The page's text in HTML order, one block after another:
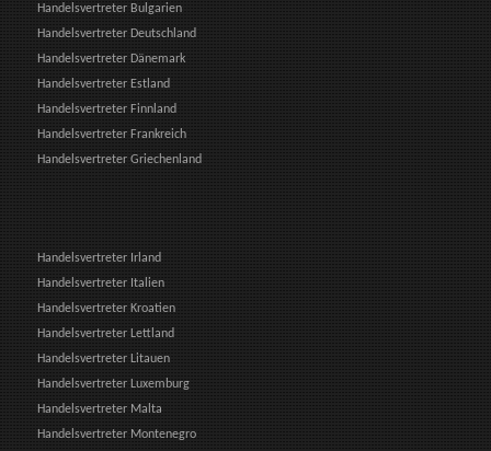
Handelsvertreter Bulgarien
Handelsvertreter Deutschland
Handelsvertreter Dänemark
Handelsvertreter Estland
Handelsvertreter Finnland
Handelsvertreter Frankreich
Handelsvertreter Griechenland
Handelsvertreter Irland
Handelsvertreter Italien
Handelsvertreter Kroatien
Handelsvertreter Lettland
Handelsvertreter Litauen
Handelsvertreter Luxemburg
Handelsvertreter Malta
Handelsvertreter Montenegro